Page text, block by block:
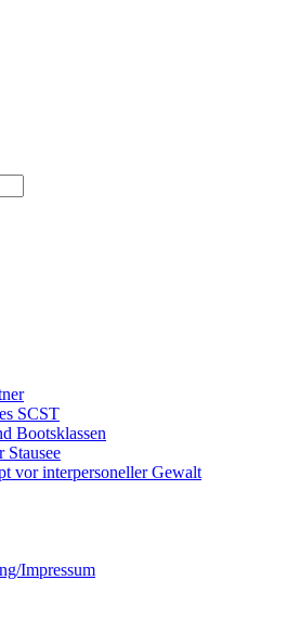
SCST
Bootsklassen
Stausee
vor interpersoneller Gewalt
Impressum